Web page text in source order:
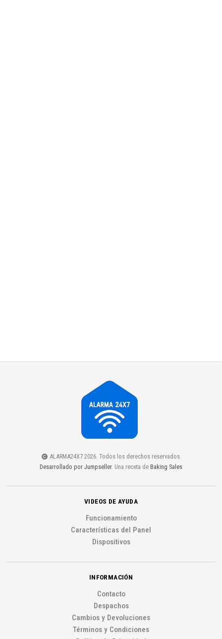
ALARMA24X7 2026. Todos los derechos reservados.
Desarrollado por Jumpseller. Una receta de Baking Sales
VIDEOS DE AYUDA
Funcionamiento
Características del Panel
Dispositivos
INFORMACIÓN
Contacto
Despachos
Cambios y Devoluciones
Términos y Condiciones